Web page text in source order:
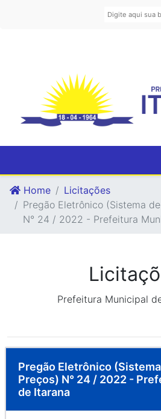
Home
Licitações
Pregão Eletrônico (Sistema
N° 24 / 2022 - Prefeitura
Prefeitura Municipal
Pregão Eletrônico
Preços) N° 24 / 2022 -
de Itarana